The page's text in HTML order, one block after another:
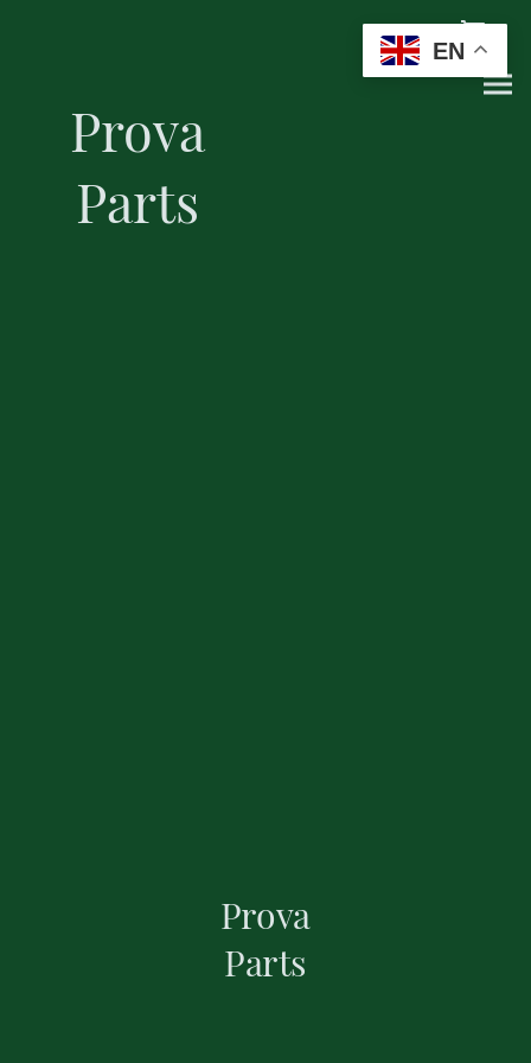
Prova
Parts
Prova
Parts
EN